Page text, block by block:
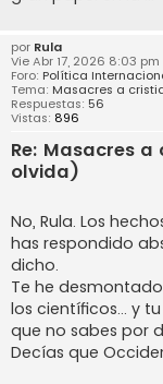
por Rula
Vie Abr 17, 2026 8:03 pm
Foro: Política
Tema: Masacres a
Respuestas: 56
Vistas: 896
Re: Masacres
olvida)
No, Rula. Los
has respondido
dicho.
Te he
los científicos… y
que no sabes por
Decías que